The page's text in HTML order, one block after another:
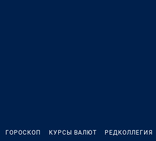
ГОРОСКОП КУРСЫ ВАЛЮТ РЕДКОЛЛЕГИЯ